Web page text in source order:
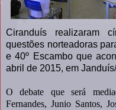
Ciranduís realizaram
questões norteadoras
e 40º Escambo que
abril de 2015, em
O debate que será
Fernandes, Junio Santos,